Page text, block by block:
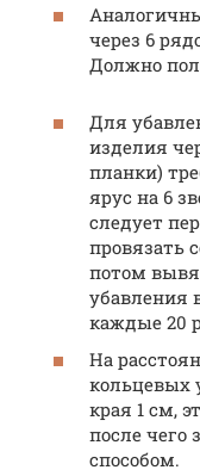
через 6
Должно
Для
изделия
планки)
ярус на 6
следует
провязать
потом
убавления
каждые 20
На
кольцевых
края 1 см,
после чего
способом.